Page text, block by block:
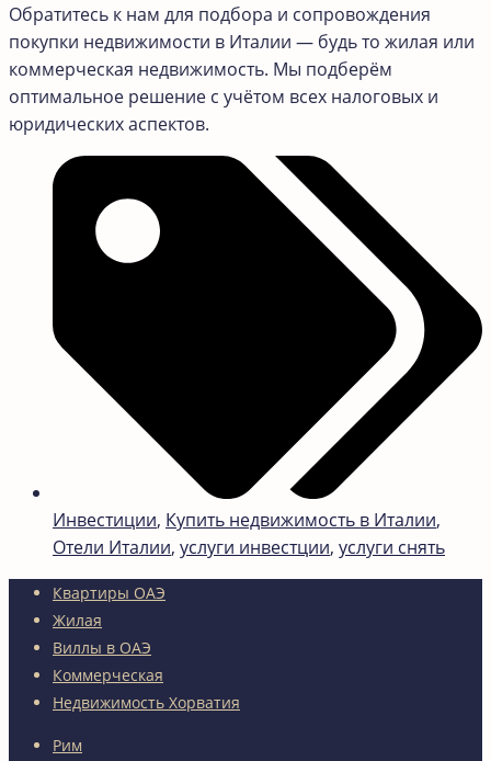
Обратитесь к нам для подбора и сопровождения
покупки недвижимости в Италии — будь то жилая или
коммерческая недвижимость. Мы подберём
оптимальное решение с учётом всех налоговых и
юридических аспектов.
Инвестиции, Купить недвижимость в Италии,
Отели Италии, услуги инвестции, услуги снять
Квартиры ОАЭ
Жилая
Виллы в ОАЭ
Коммерческая
Недвижимость Хорватия
Рим